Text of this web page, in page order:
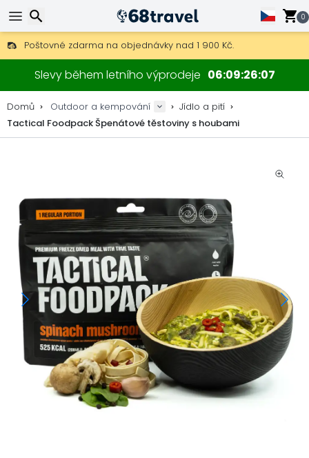
0
Poštovné zdarma na objednávky nad 1 900 Kč.
30 dní na vrácení, 90 dní na dřevěné mapy a dekorace.
Nejlepší ceny na outdoor vybavení a doplňky.
Slevy během letního výprodeje 06092607
Domů Outdoor a kempování
Jídlo a pití
Tactical Foodpack Špenátové těstoviny s houbami
Hledat